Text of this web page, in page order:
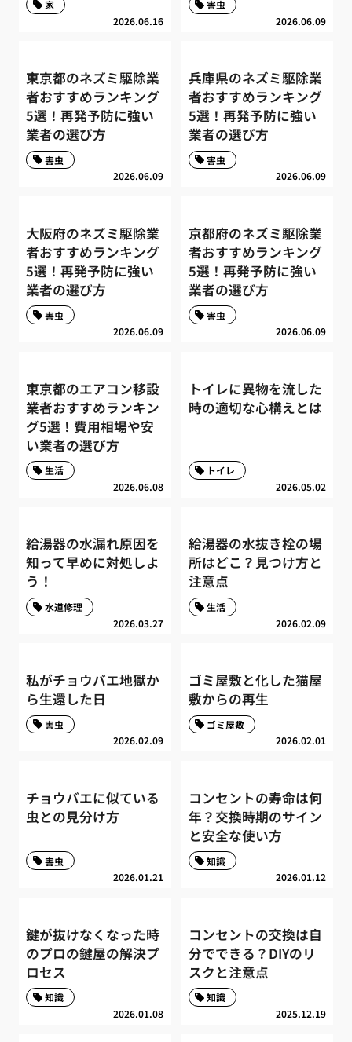
2026.06.16
家
2026.06.09
害虫
東京都のネズミ駆除業
者おすすめランキング
5選！再発予防に強い
業者の選び方
2026.06.09
害虫
兵庫県のネズミ駆除業
者おすすめランキング
5選！再発予防に強い
業者の選び方
2026.06.09
害虫
大阪府のネズミ駆除業
者おすすめランキング
5選！再発予防に強い
業者の選び方
2026.06.09
害虫
京都府のネズミ駆除業
者おすすめランキング
5選！再発予防に強い
業者の選び方
2026.06.09
害虫
東京都のエアコン移設
業者おすすめランキン
グ5選！費用相場や安
い業者の選び方
2026.06.08
生活
トイレに異物を流した
時の適切な心構えとは
2026.05.02
トイレ
給湯器の水漏れ原因を
知って早めに対処しよ
う！
2026.03.27
水道修理
給湯器の水抜き栓の場
所はどこ？見つけ方と
注意点
2026.02.09
生活
私がチョウバエ地獄か
ら生還した日
2026.02.09
害虫
ゴミ屋敷と化した猫屋
敷からの再生
2026.02.01
ゴミ屋敷
チョウバエに似ている
虫との見分け方
2026.01.21
害虫
コンセントの寿命は何
年？交換時期のサイン
と安全な使い方
2026.01.12
知識
鍵が抜けなくなった時
のプロの鍵屋の解決プ
ロセス
2026.01.08
知識
コンセントの交換は自
分でできる？DIYのリ
スクと注意点
2025.12.19
知識